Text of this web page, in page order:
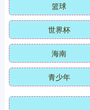
篮球
世界杯
海南
青少年